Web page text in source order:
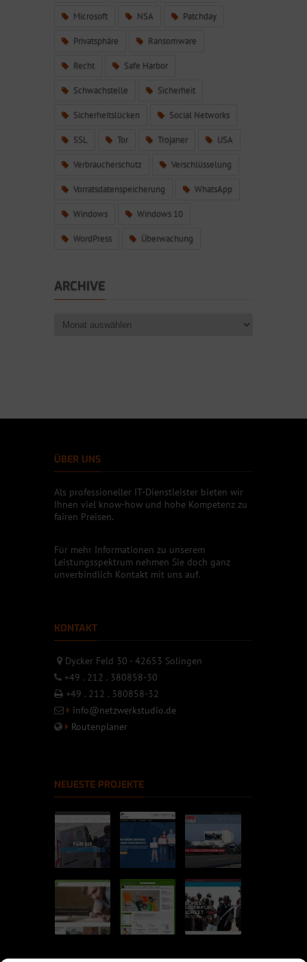
Microsoft NSA Patchday
Privatsphäre Ransomware
Recht Safe Harbor
Schwachstelle Sicherheit
Sicherheitslücken Social Networks
SSL Tor Trojaner USA
Verbraucherschutz Verschlüsselung
Vorratsdatenspeicherung WhatsApp
Windows Windows 10
WordPress Überwachung
ARCHIVE
ÜBER UNS
Als professioneller IT-Dienstleister bieten wir
Ihnen viel know-how und hohe Kompetenz zu
fairen Preisen.
Für mehr Informationen zu unserem
Leistungsspektrum nehmen Sie doch ganz
unverbindlich Kontakt mit uns auf.
KONTAKT
Dycker Feld 30 - 42653 Solingen
+49 . 212 . 380858-30
+49 . 212 . 380858-32
info@netzwerkstudio.de
Routenplaner
NEUESTE PROJEKTE